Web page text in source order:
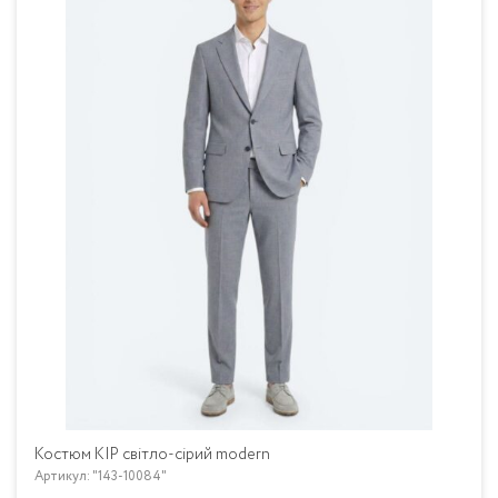
Костюм KIP світло-сірий modern
Артикул: "143-10084"